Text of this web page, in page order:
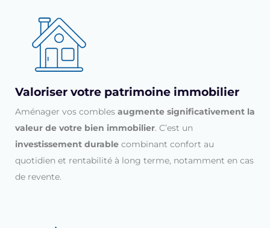
Valoriser votre patrimoine immobilier
Aménager vos combles augmente significativement la
valeur de votre bien immobilier. C’est un
investissement durable combinant confort au
quotidien et rentabilité à long terme, notamment en cas
de revente.